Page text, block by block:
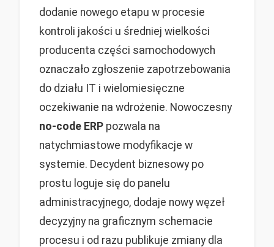
dodanie nowego etapu w procesie
kontroli jakości u średniej wielkości
producenta części samochodowych
oznaczało zgłoszenie zapotrzebowania
do działu IT i wielomiesięczne
oczekiwanie na wdrożenie. Nowoczesny
no-code ERP pozwala na
natychmiastowe modyfikacje w
systemie. Decydent biznesowy po
prostu loguje się do panelu
administracyjnego, dodaje nowy węzeł
decyzyjny na graficznym schemacie
procesu i od razu publikuje zmiany dla